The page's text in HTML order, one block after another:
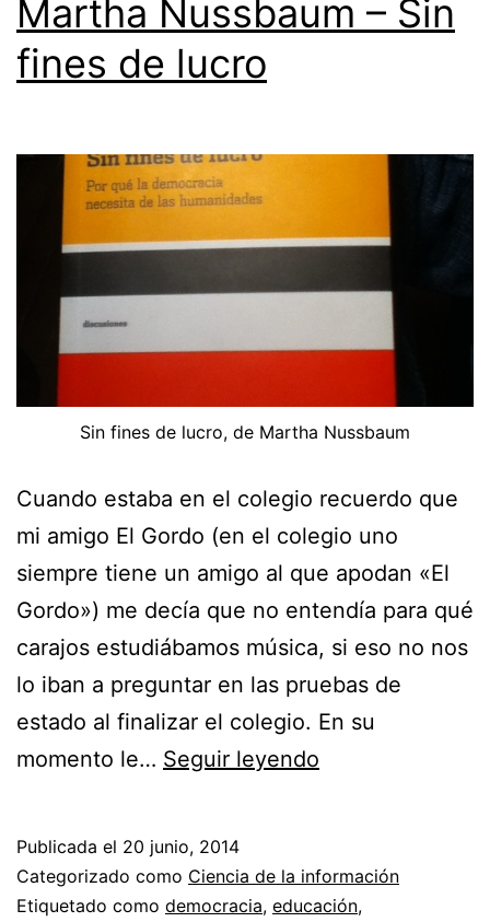
Martha Nussbaum – Sin
fines de lucro
Sin fines de lucro, de Martha Nussbaum
Cuando estaba en el colegio recuerdo que
mi amigo El Gordo (en el colegio uno
siempre tiene un amigo al que apodan «El
Gordo») me decía que no entendía para qué
carajos estudiábamos música, si eso no nos
lo iban a preguntar en las pruebas de
estado al finalizar el colegio. En su
momento le… Seguir leyendo
Sin
fines
Publicada el 20 junio, 2014
Categorizado como Ciencia de la información
Etiquetado como democracia, educación,